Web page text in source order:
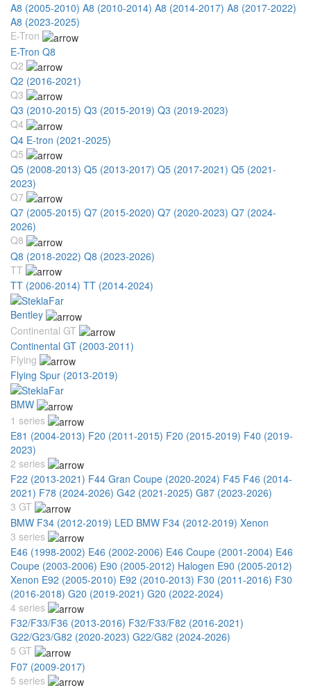
A8 (2005-2010) A8 (2010-2014) A8 (2014-2017) A8 (2017-2022)
A8 (2023-2025)
E-Tron
E-Tron Q8
Q2
Q2 (2016-2021)
Q3
Q3 (2010-2015) Q3 (2015-2019) Q3 (2019-2023)
Q4
Q4 E-tron (2021-2025)
Q5
Q5 (2008-2013) Q5 (2013-2017) Q5 (2017-2021) Q5 (2021-
2023)
Q7
Q7 (2005-2015) Q7 (2015-2020) Q7 (2020-2023) Q7 (2024-
2026)
Q8
Q8 (2018-2022) Q8 (2023-2026)
TT
TT (2006-2014) TT (2014-2024)
Bentley
Continental GT
Continental GT (2003-2011)
Flying
Flying Spur (2013-2019)
BMW
1 series
E81 (2004-2013) F20 (2011-2015) F20 (2015-2019) F40 (2019-
2023)
2 series
F22 (2013-2021) F44 Gran Coupe (2020-2024) F45 F46 (2014-
2021) F78 (2024-2026) G42 (2021-2025) G87 (2023-2026)
3 GT
BMW F34 (2012-2019) LED BMW F34 (2012-2019) Xenon
3 series
E46 (1998-2002) E46 (2002-2006) E46 Coupe (2001-2004) E46
Coupe (2003-2006) E90 (2005-2012) Halogen E90 (2005-2012)
Xenon E92 (2005-2010) E92 (2010-2013) F30 (2011-2016) F30
(2016-2018) G20 (2019-2021) G20 (2022-2024)
4 series
F32/F33/F36 (2013-2016) F32/F33/F82 (2016-2021)
G22/G23/G82 (2020-2023) G22/G82 (2024-2026)
5 GT
F07 (2009-2017)
5 series